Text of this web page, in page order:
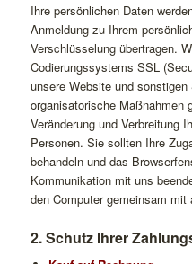
Ihre persönlichen Daten
Anmeldung zu Ihrem
Verschlüsselung übertragen.
Codierungssystems SSL
unsere Website und
organisatorische Maßnahmen
Veränderung und Verbreitung
Personen. Sie sollten Ihre
behandeln und das
Kommunikation mit uns
den Computer gemeinsam mit
2. Schutz Ihrer